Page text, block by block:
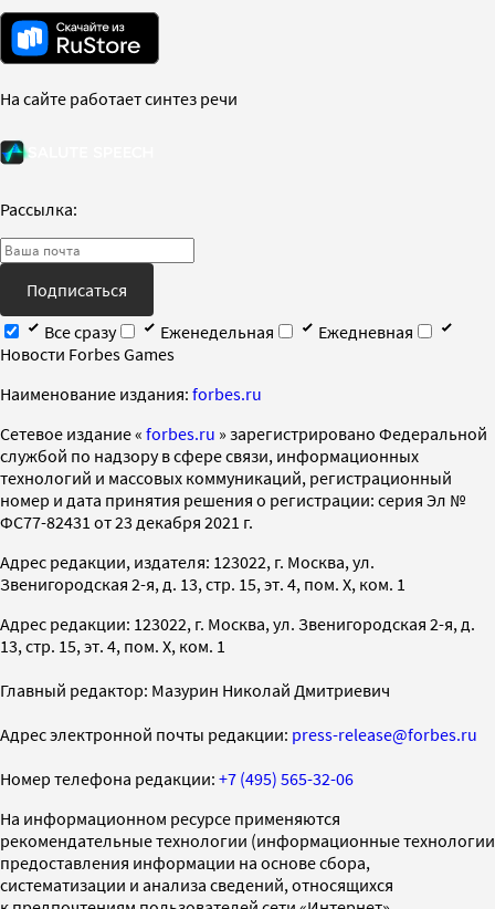
На сайте работает синтез речи
Рассылка:
Подписаться
Все сразу
Еженедельная
Ежедневная
Новости Forbes Games
Наименование издания: forbes.ru
Cетевое издание « forbes.ru » зарегистрировано Федеральной
службой по надзору в сфере связи, информационных
технологий и массовых коммуникаций, регистрационный
номер и дата принятия решения о регистрации: серия Эл №
ФС77-82431 от 23 декабря 2021 г.
Адрес редакции, издателя: 123022, г. Москва, ул.
Звенигородская 2-я, д. 13, стр. 15, эт. 4, пом. X, ком. 1
Адрес редакции: 123022, г. Москва, ул. Звенигородская 2-я, д.
13, стр. 15, эт. 4, пом. X, ком. 1
Главный редактор: Мазурин Николай Дмитриевич
Адрес электронной почты редакции: press-release@forbes.ru
Номер телефона редакции: +7 (495) 565-32-06
На информационном ресурсе применяются
рекомендательные технологии (информационные технологии
предоставления информации на основе сбора,
систематизации и анализа сведений, относящихся